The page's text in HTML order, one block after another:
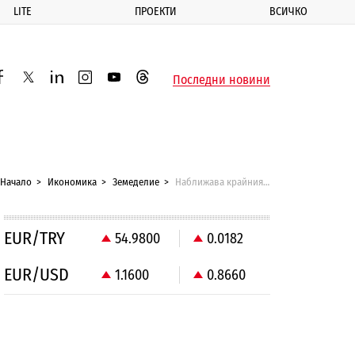
LITE ПРОЕКТИ ВСИЧКО
twitterlinkedininstagram
youtubethreadsПоследни новини
Начало Икономика Земеделие Наближава крайният срок за закупуване на права за засаждане на лозя
EUR/TRY 54.9800 0.0182
EUR/USD 1.1600 0.8660